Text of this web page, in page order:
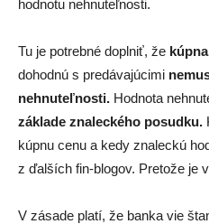
hodnotu nehnuteľnosti.
Tu je potrebné doplniť, že
dohodnú s predávajúcimi
nehnuteľnosti. Hodnota
základe znaleckého posudku.
kúpnu cenu a kedy znaleckú
z ďalších fin-blogov. Pretože je
V zásade platí, že banka vie